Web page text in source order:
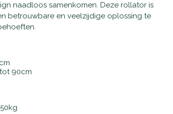
naadloos samenkomen. Deze rollator is
betrouwbare en veelzijdige oplossing te
90cm